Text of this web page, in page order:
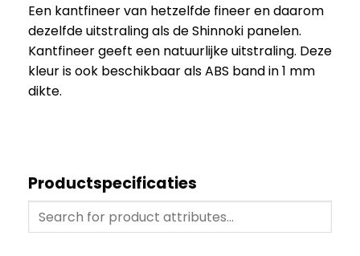
Een kantfineer van hetzelfde fineer en daarom
dezelfde uitstraling als de Shinnoki panelen.
Kantfineer geeft een natuurlijke uitstraling. Deze
kleur is ook beschikbaar als ABS band in 1 mm
dikte.
Productspecificaties